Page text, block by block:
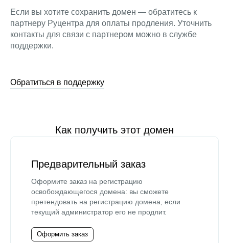
Если вы хотите сохранить домен — обратитесь к
партнеру Руцентра для оплаты продления. Уточнить
контакты для связи с партнером можно в службе
поддержки.
Обратиться в поддержку
Как получить этот домен
Предварительный заказ
Оформите заказ на регистрацию
освобождающегося домена: вы сможете
претендовать на регистрацию домена, если
текущий администратор его не продлит.
Оформить заказ